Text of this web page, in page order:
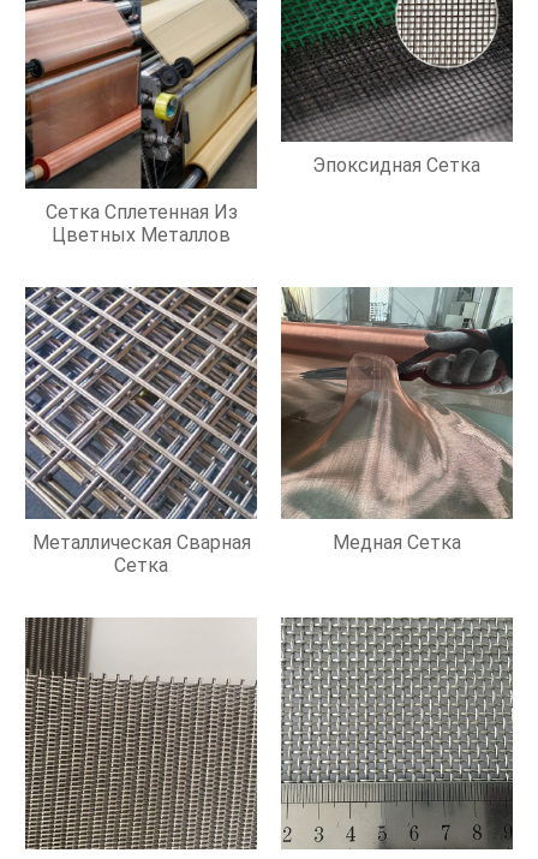
Сетка Сплетенная Из
Цветных Металлов
Эпоксидная Сетка
Металлическая Сварная
Сетка
Медная Сетка